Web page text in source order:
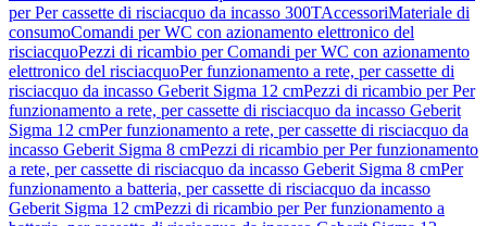
per Per cassette di risciacquo da incasso 300TAccessoriMateriale di
consumoComandi per WC con azionamento elettronico del
risciacquoPezzi di ricambio per Comandi per WC con azionamento
elettronico del risciacquoPer funzionamento a rete, per cassette di
risciacquo da incasso Geberit Sigma 12 cmPezzi di ricambio per Per
funzionamento a rete, per cassette di risciacquo da incasso Geberit
Sigma 12 cmPer funzionamento a rete, per cassette di risciacquo da
incasso Geberit Sigma 8 cmPezzi di ricambio per Per funzionamento
a rete, per cassette di risciacquo da incasso Geberit Sigma 8 cmPer
funzionamento a batteria, per cassette di risciacquo da incasso
Geberit Sigma 12 cmPezzi di ricambio per Per funzionamento a